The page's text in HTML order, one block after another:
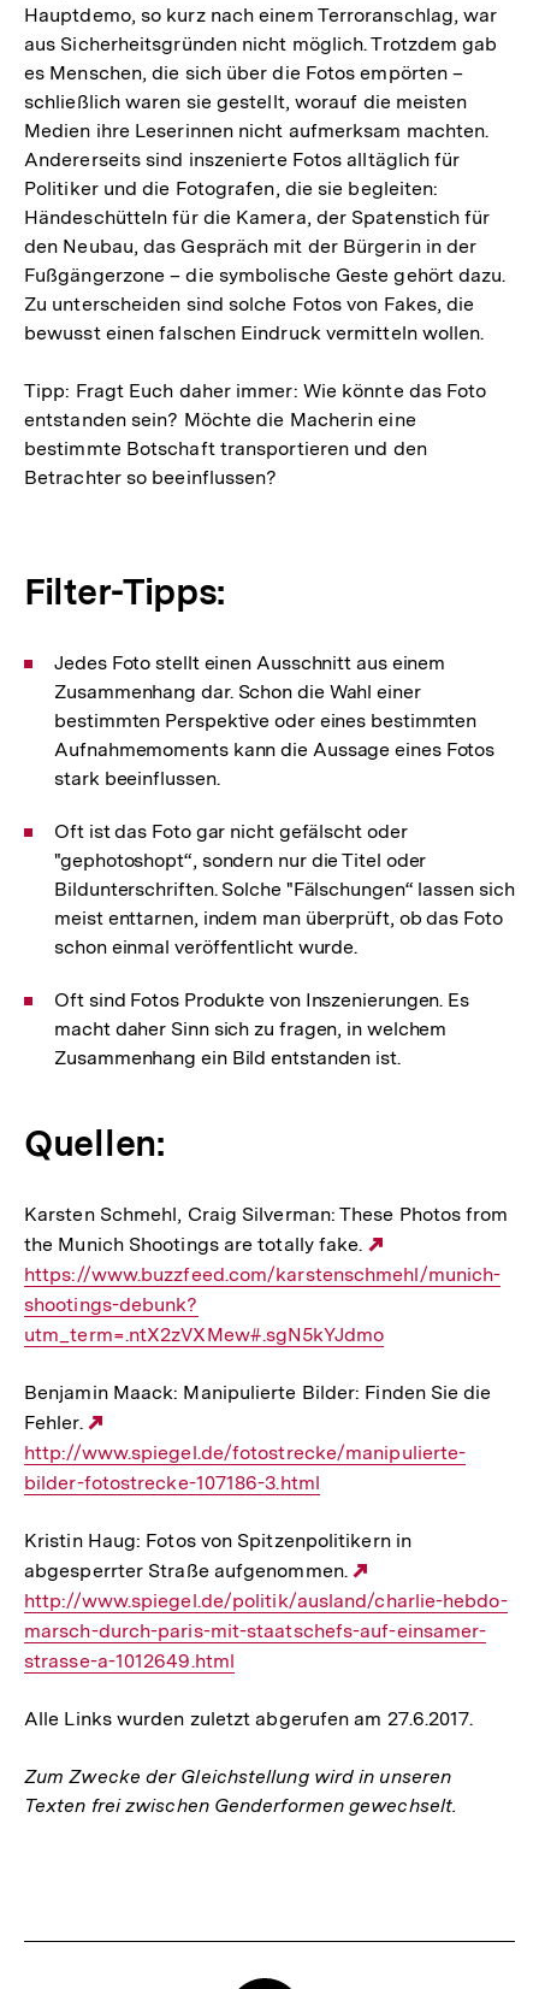
Hauptdemo, so kurz nach einem Terroranschlag, war
aus Sicherheitsgründen nicht möglich. Trotzdem gab
es Menschen, die sich über die Fotos empörten –
schließlich waren sie gestellt, worauf die meisten
Medien ihre Leserinnen nicht aufmerksam machten.
Andererseits sind inszenierte Fotos alltäglich für
Politiker und die Fotografen, die sie begleiten:
Händeschütteln für die Kamera, der Spatenstich für
den Neubau, das Gespräch mit der Bürgerin in der
Fußgängerzone – die symbolische Geste gehört dazu.
Zu unterscheiden sind solche Fotos von Fakes, die
bewusst einen falschen Eindruck vermitteln wollen.
Tipp: Fragt Euch daher immer: Wie könnte das Foto
entstanden sein? Möchte die Macherin eine
bestimmte Botschaft transportieren und den
Betrachter so beeinflussen?
Filter-Tipps:
Jedes Foto stellt einen Ausschnitt aus einem
Zusammenhang dar. Schon die Wahl einer
bestimmten Perspektive oder eines bestimmten
Aufnahmemoments kann die Aussage eines Fotos
stark beeinflussen.
Oft ist das Foto gar nicht gefälscht oder
"gephotoshopt“, sondern nur die Titel oder
Bildunterschriften. Solche "Fälschungen“ lassen sich
meist enttarnen, indem man überprüft, ob das Foto
schon einmal veröffentlicht wurde.
Oft sind Fotos Produkte von Inszenierungen. Es
macht daher Sinn sich zu fragen, in welchem
Zusammenhang ein Bild entstanden ist.
Quellen:
Karsten Schmehl, Craig Silverman: These Photos from
the Munich Shootings are totally fake.
Link:
https://www.buzzfeed.com/karstenschmehl/munich-
shootings-debunk?
utm_term=.ntX2zVXMew#.sgN5kYJdmo
Benjamin Maack: Manipulierte Bilder: Finden Sie die
Fehler.
Link:
http://www.spiegel.de/fotostrecke/manipulierte-
bilder-fotostrecke-107186-3.html
Kristin Haug: Fotos von Spitzenpolitikern in
abgesperrter Straße aufgenommen.
Link:
http://www.spiegel.de/politik/ausland/charlie-hebdo-
marsch-durch-paris-mit-staatschefs-auf-einsamer-
strasse-a-1012649.html
Alle Links wurden zuletzt abgerufen am 27.6.2017.
Zum Zwecke der Gleichstellung wird in unseren
Texten frei zwischen Genderformen gewechselt.